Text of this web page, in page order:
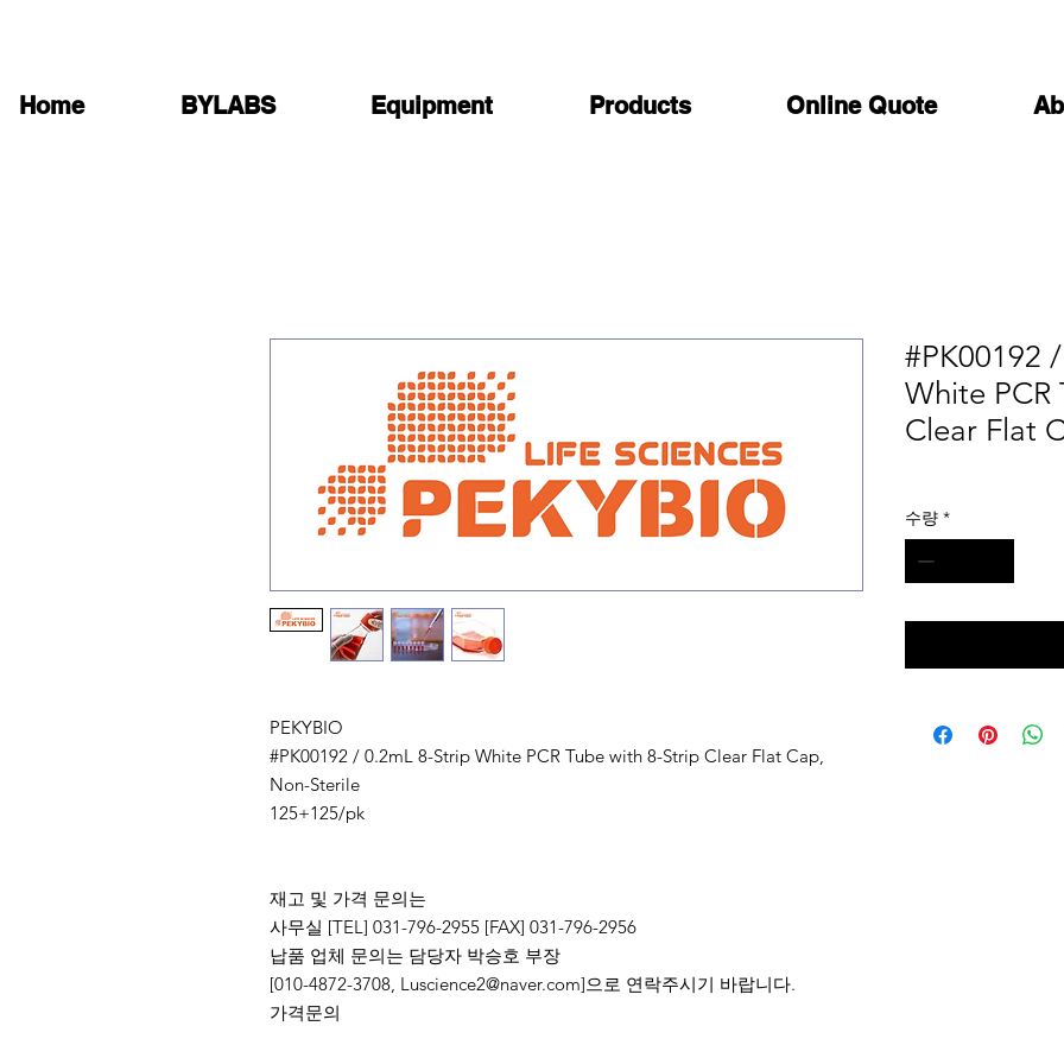
Home BYLABS Equipment Products Online Quote
PEKYBIO
#PK00192 / 0.2mL 8-Strip White PCR Tube with 8-Strip Clear Flat Cap,
Non-Sterile
125+125/pk
재고 및 가격 문의는
사무실 [TEL] 031-796-2955 [FAX] 031-796-2956
납품 업체 문의는 담당자 박승호 부장
[010-4872-3708, Luscience2@naver.com]으로 연락주시기 바랍니다.
가격문의
#PK00192
White PCR
Clear Flat
수량 *